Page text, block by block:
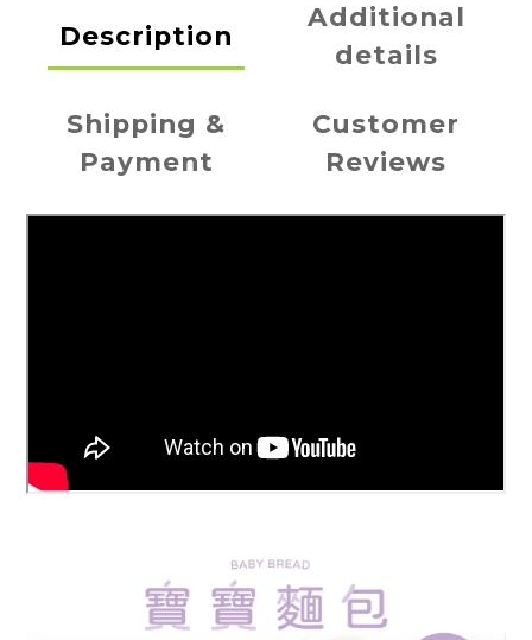
Description
Additional
details
Shipping &
Payment
Customer
Reviews